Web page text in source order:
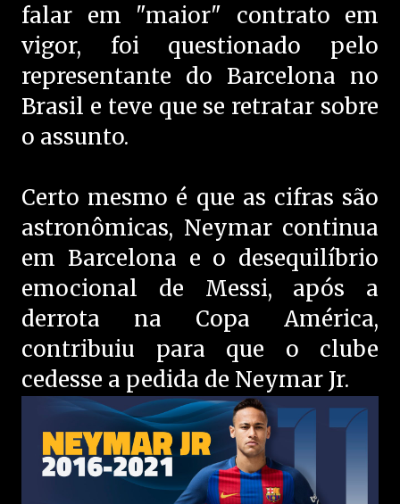
falar em "maior" contrato em
vigor, foi questionado pelo
representante do Barcelona no
Brasil e teve que se retratar sobre
o assunto.
Certo mesmo é que as cifras são
astronômicas, Neymar continua
em Barcelona e o desequilíbrio
emocional de Messi, após a
derrota na Copa América,
contribuiu para que o clube
cedesse a pedida de Neymar Jr.